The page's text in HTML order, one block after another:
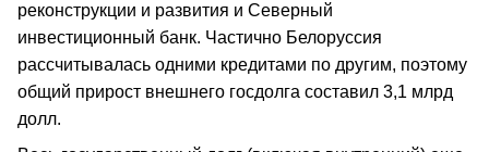
реконструкции и развития и Северный
инвестиционный банк. Частично Белоруссия
рассчитывалась одними кредитами по другим, поэтому
общий прирост внешнего госдолга составил 3,1 млрд
долл.